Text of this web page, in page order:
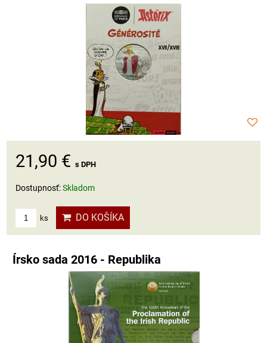
21,90 € s DPH
Dostupnosť:Skladom
ks DO KOŠÍKA
Írsko sada 2016 - Republika